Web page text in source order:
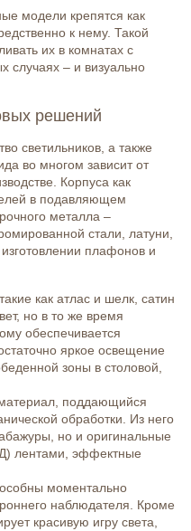
модели крепятся как
к нему. Такой
их в комнатах с
случаях – и визуально
решений
светильников, а также
во многом зависит от
Корпуса как
в подавляющем
металла –
стали, латуни,
плафонов и
как атлас и шелк, сатин
но в то же время
обеспечивается
яркое освещение
зоны в столовой,
поддающийся
обработки. Из него
но и оригинальные
лентами, эффектные
моментально
наблюдателя. Кроме
красивую игру света,